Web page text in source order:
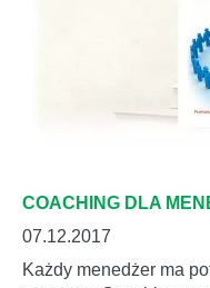
COACHING DLA
07.12.2017
Każdy menedżer ma